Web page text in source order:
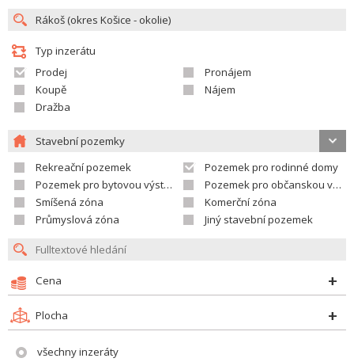
Typ inzerátu
Prodej
Pronájem
Koupě
Nájem
Dražba
Stavební pozemky
Rekreační pozemek
Pozemek pro rodinné domy
Pozemek pro bytovou výstavbu
Pozemek pro občanskou vybavenost
Smíšená zóna
Komerční zóna
Průmyslová zóna
Jiný stavební pozemek
Cena
Plocha
všechny inzeráty